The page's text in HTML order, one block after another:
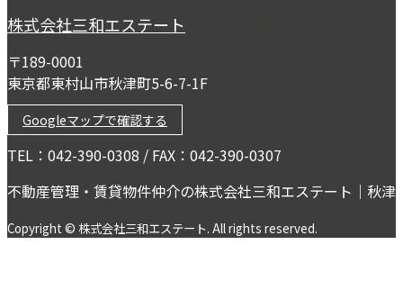
株式会社三和エステート
〒189-0001
東京都東村山市秋津町5-6-7-1F
Googleマップで確認する
TEL：042-390-0308 / FAX：042-390-0307
不動産管理・賃貸物件仲介の株式会社三和エステート｜秋
Copyright © 株式会社三和エステート. All rights reserved.